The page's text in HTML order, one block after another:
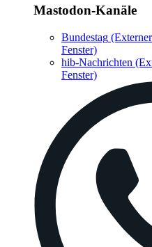
Mastodon-Kanäle
Bundestag
Fenster)
hib-Nachrichten
Fenster)